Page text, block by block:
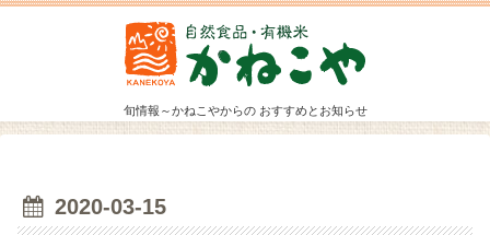
旬情報～かねこやからの おすすめとお知らせ
2020-03-15